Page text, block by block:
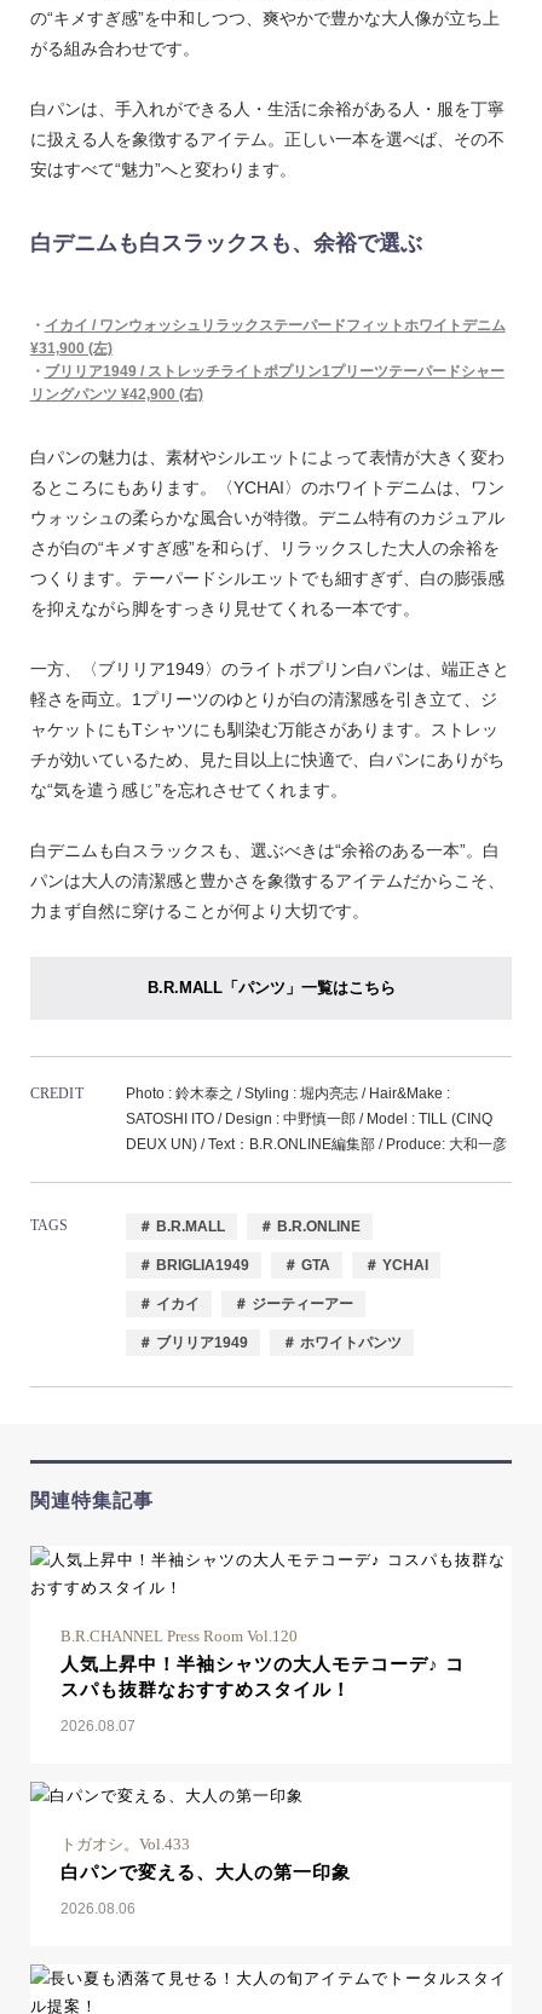
の“キメすぎ感”を中和しつつ、爽やかで豊かな大人像が立ち上
がる組み合わせです。
白パンは、手入れができる人・生活に余裕がある人・服を丁寧
に扱える人を象徴するアイテム。正しい一本を選べば、その不
安はすべて“魅力”へと変わります。
白デニムも白スラックスも、余裕で選ぶ
・ イカイ / ワンウォッシュリラックステーパードフィットホワイトデニム
¥31,900 (左)
・ ブリリア1949 / ストレッチライトポプリン1プリーツテーパードシャー
リングパンツ ¥42,900 (右)
白パンの魅力は、素材やシルエットによって表情が大きく変わ
るところにもあります。〈YCHAI〉のホワイトデニムは、ワン
ウォッシュの柔らかな風合いが特徴。デニム特有のカジュアル
さが白の“キメすぎ感”を和らげ、リラックスした大人の余裕を
つくります。テーパードシルエットでも細すぎず、白の膨張感
を抑えながら脚をすっきり見せてくれる一本です。
一方、〈ブリリア1949〉のライトポプリン白パンは、端正さと
軽さを両立。1プリーツのゆとりが白の清潔感を引き立て、ジ
ャケットにもTシャツにも馴染む万能さがあります。ストレッ
チが効いているため、見た目以上に快適で、白パンにありがち
な“気を遣う感じ”を忘れさせてくれます。
白デニムも白スラックスも、選ぶべきは“余裕のある一本”。白
パンは大人の清潔感と豊かさを象徴するアイテムだからこそ、
力まず自然に穿けることが何より大切です。
B.R.MALL「パンツ」一覧はこちら
CREDIT
Photo : 鈴木泰之 / Styling : 堀内亮志 / Hair&Make :
SATOSHI ITO / Design : 中野慎一郎 / Model : TILL (CINQ
DEUX UN) / Text：B.R.ONLINE編集部 / Produce: 大和一彦
TAGS ＃ B.R.MALL ＃ B.R.ONLINE
＃ BRIGLIA1949 ＃ GTA ＃ YCHAI
＃ イカイ ＃ ジーティーアー
＃ ブリリア1949 ＃ ホワイトパンツ
関連特集記事
B.R.CHANNEL Press Room Vol.120
人気上昇中！半袖シャツの大人モテコーデ♪ コ
スパも抜群なおすすめスタイル！
2026.08.07
トガオシ。Vol.433
白パンで変える、大人の第一印象
2026.08.06